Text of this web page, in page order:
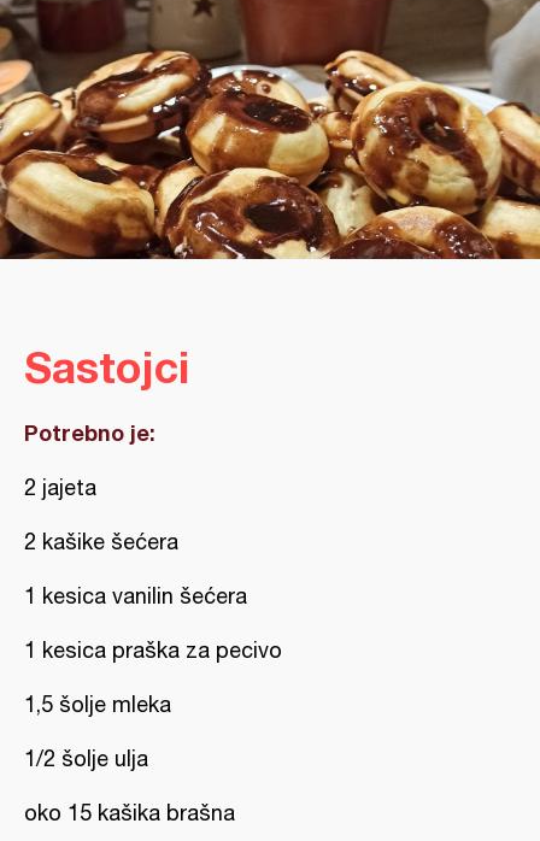
Sastojci
Potrebno je:
2 jajeta
2 kašike šećera
1 kesica vanilin šećera
1 kesica praška za pecivo
1,5 šolje mleka
1/2 šolje ulja
oko 15 kašika brašna